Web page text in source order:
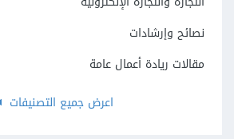
نصائح وإرشادات
مقالات ريادة أعمال عامة
اعرض جميع التصنيفات